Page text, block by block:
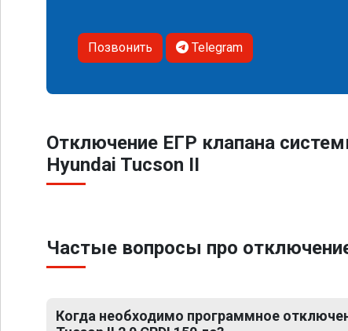
Позвонить Telegram
Отключение ЕГР клапана
Hyundai Tucson II
Частые вопросы про
Когда необходимо программное